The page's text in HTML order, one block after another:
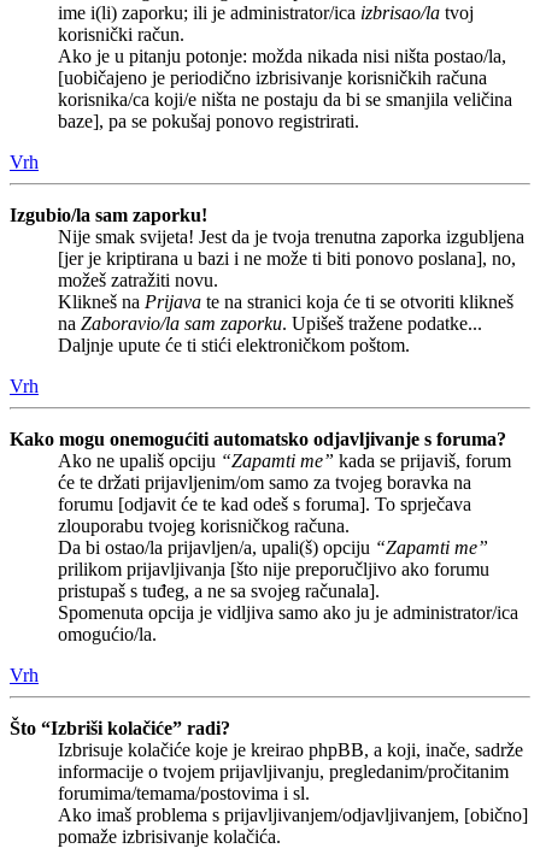
ime i(li) zaporku; ili je administrator/ica izbrisao/la tvoj
korisnički račun.
Ako je u pitanju potonje: možda nikada nisi ništa postao/la,
[uobičajeno je periodično izbrisivanje korisničkih računa
korisnika/ca koji/e ništa ne postaju da bi se smanjila veličina
baze], pa se pokušaj ponovo registrirati.
Vrh
Izgubio/la sam zaporku!
Nije smak svijeta! Jest da je tvoja trenutna zaporka izgubljena
[jer je kriptirana u bazi i ne može ti biti ponovo poslana], no,
možeš zatražiti novu.
Klikneš na Prijava te na stranici koja će ti se otvoriti klikneš
na Zaboravio/la sam zaporku. Upišeš tražene podatke...
Daljnje upute će ti stići elektroničkom poštom.
Vrh
Kako mogu onemogućiti automatsko odjavljivanje s foruma?
Ako ne upališ opciju “Zapamti me” kada se prijaviš, forum
će te držati prijavljenim/om samo za tvojeg boravka na
forumu [odjavit će te kad odeš s foruma]. To sprječava
zlouporabu tvojeg korisničkog računa.
Da bi ostao/la prijavljen/a, upali(š) opciju “Zapamti me”
prilikom prijavljivanja [što nije preporučljivo ako forumu
pristupaš s tuđeg, a ne sa svojeg računala].
Spomenuta opcija je vidljiva samo ako ju je administrator/ica
omogućio/la.
Vrh
Što “Izbriši kolačiće” radi?
Izbrisuje kolačiće koje je kreirao phpBB, a koji, inače, sadrže
informacije o tvojem prijavljivanju, pregledanim/pročitanim
forumima/temama/postovima i sl.
Ako imaš problema s prijavljivanjem/odjavljivanjem, [obično]
pomaže izbrisivanje kolačića.